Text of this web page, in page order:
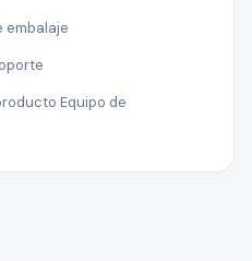
embalaje
Equipo de